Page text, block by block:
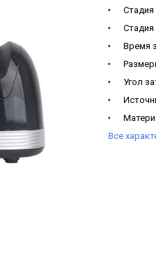
Стадия
Время
Угол
Все